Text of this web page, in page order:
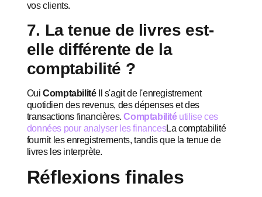
vos clients.
7. La tenue de livres est-
elle différente de la
comptabilité ?
OuiComptabilitéIl s'agit de l'enregistrement
quotidien des revenus, des dépenses et des
transactions financières.Comptabilitéutilise ces
données pour analyser les financesLa comptabilité
fournit les enregistrements, tandis que la tenue de
livres les interprète.
Réflexions finales